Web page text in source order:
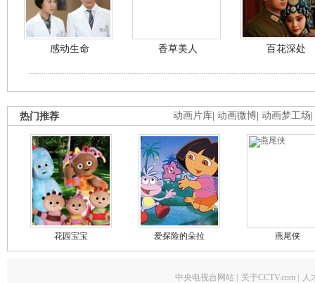
感动生命 香草美人 百花深处
动画片库 动画微博 动画梦工场
热门推荐
花园宝宝 爱探险的朵拉 燕尾侠
中央电视台网站 关于CCTV.com 人